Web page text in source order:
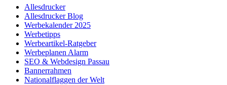
Allesdrucker
Allesdrucker Blog
Werbekalender 2025
Werbetipps
Werbeartikel-Ratgeber
Werbeplanen Alarm
SEO & Webdesign Passau
Bannerrahmen
Nationalflaggen der Welt